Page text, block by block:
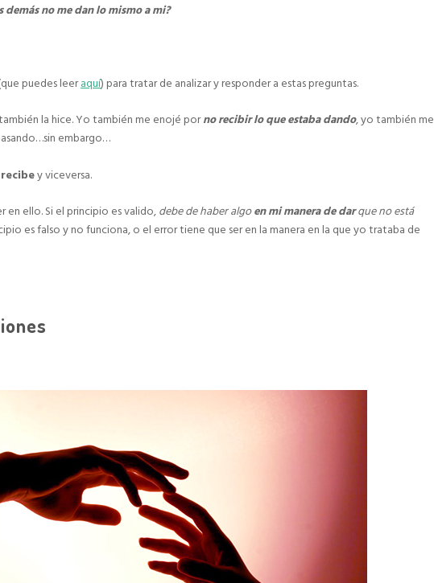
no me dan lo mismo a mi?
puedes leeraquí) para tratar de analizar y responder a estas preguntas.
la hice. Yo también me enojé porno recibir lo que estaba dando, yo también me
embargo…
y viceversa.
en ello. Si el principio es valido,debe de haber algoen mi manera de darque no está
es falso y no funciona, o el error tiene que ser en la manera en la que yo trataba de